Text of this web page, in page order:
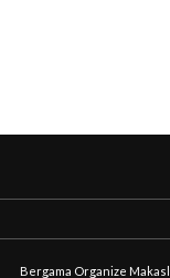
Bergama Organize